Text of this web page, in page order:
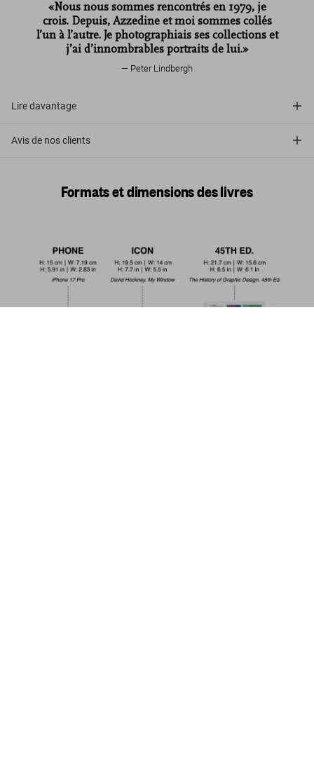
«Nous nous sommes rencontrés en 1979, je
crois. Depuis, Azzedine et moi sommes collés
l’un à l’autre. Je photographiais ses collections et
j’ai d’innombrables portraits de lui.»
Peter Lindbergh
Lire davantage
Avis de nos clients
Formats et dimensions des livres